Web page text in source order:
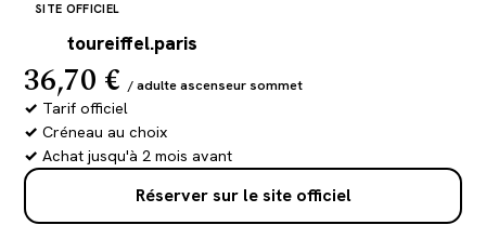
SITE OFFICIEL
toureiffel.paris
36,70 €/ adulte ascenseur sommet
Tarif officiel
Créneau au choix
Achat jusqu'à 2 mois avant
Réserver sur le site officiel